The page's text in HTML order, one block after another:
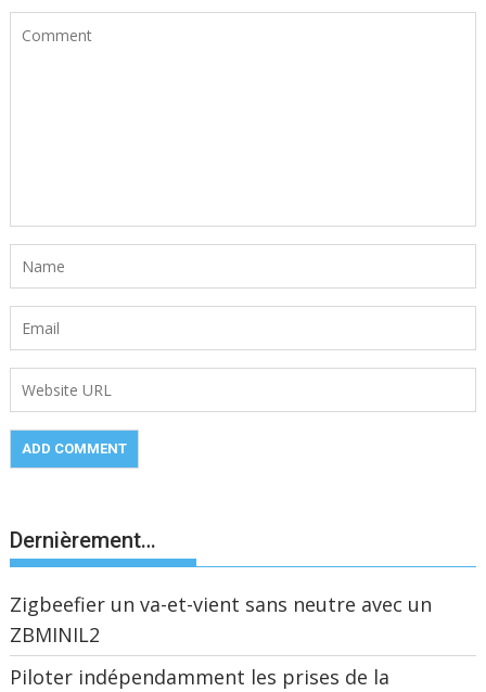
Dernièrement…
Zigbeefier un va-et-vient sans neutre avec un
ZBMINIL2
Piloter indépendamment les prises de la